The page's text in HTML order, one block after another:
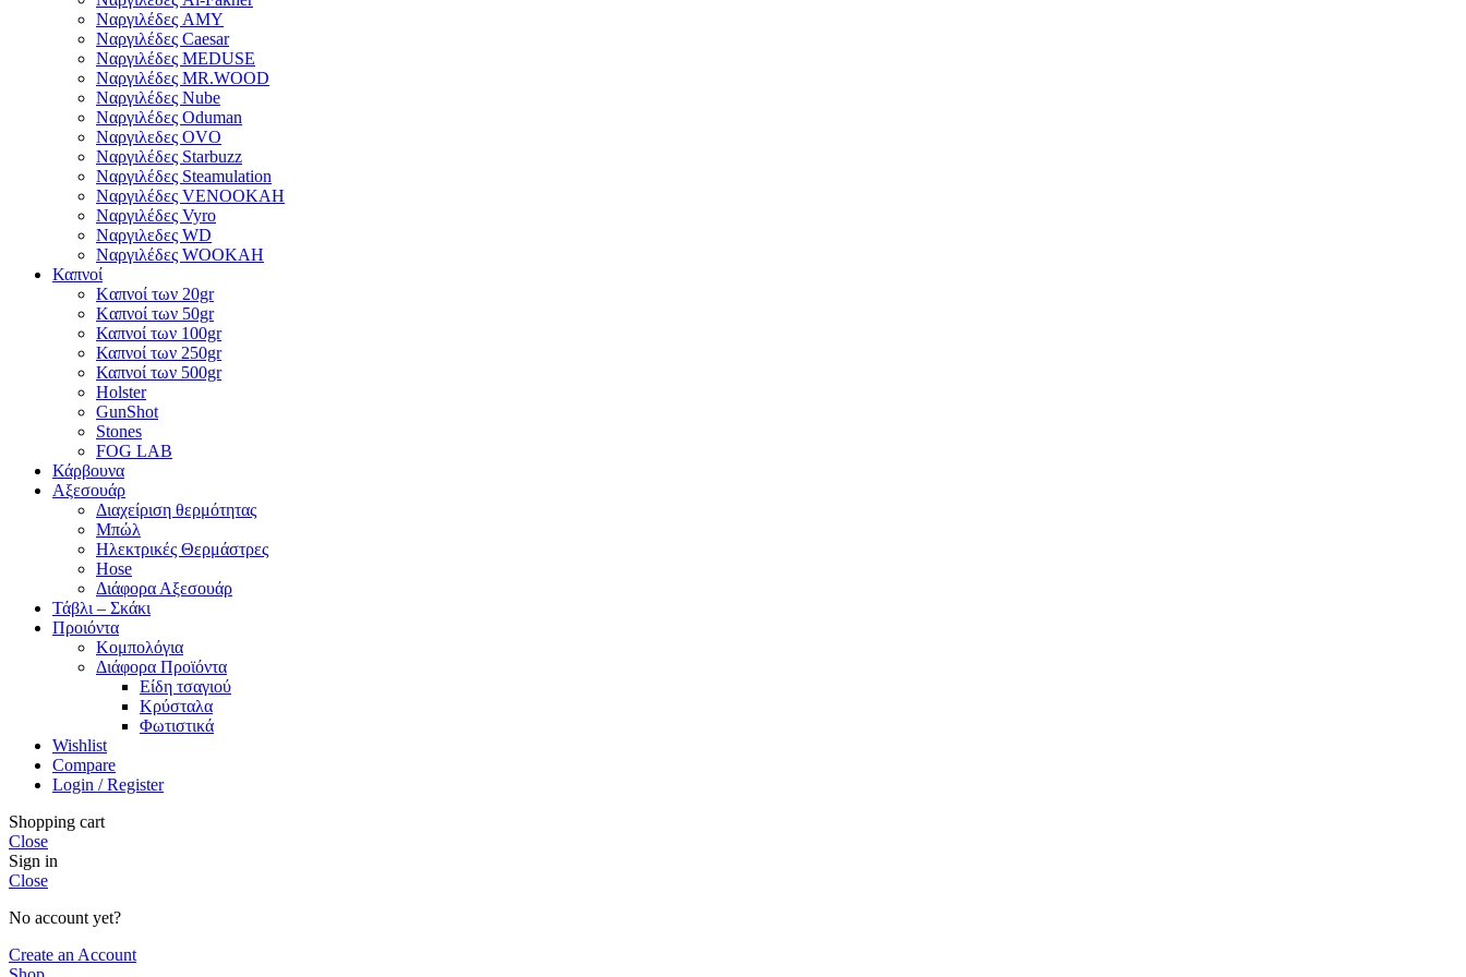
Ναργιλέδες AΜΥ
Ναργιλέδες Caesar
Ναργιλέδες MEDUSE
Ναργιλέδες MR.WOOD
Ναργιλέδες Nube
Ναργιλέδες Oduman
Ναργιλεδες OVO
Ναργιλέδες Starbuzz
Ναργιλέδες Steamulation
Ναργιλέδες VENOOKAH
Ναργιλέδες Vyro
Ναργιλεδες WD
Ναργιλέδες WOOKAH
Καπνοί
Kαπνοί των 20gr
Kαπνοί των 50gr
Καπνοί των 100gr
Καπνοί των 250gr
Καπνοί των 500gr
Holster
GunShot
Stones
FOG LAB
Κάρβουνα
Αξεσουάρ
Διαχείριση θερμότητας
Μπώλ
Ηλεκτρικές Θερμάστρες
Hose
Διάφορα Αξεσουάρ
Τάβλι – Σκάκι
Προιόντα
Κομπολόγια
Διάφορα Προϊόντα
Είδη τσαγιού
Κρύσταλα
Φωτιστικά
Wishlist
Compare
Login / Register
Shopping cart
Close
Sign in
Close
No account yet?
Create an Account